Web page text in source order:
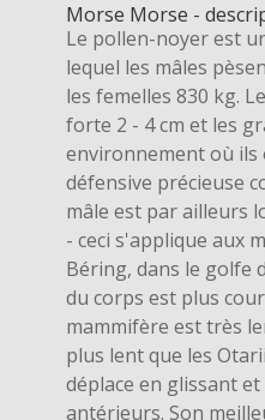
Morse Morse -
Le pollen-noyer est
lequel les mâles
les femelles 830 kg.
forte 2 - 4 cm et les
environnement où
défensive précieuse
mâle est par ailleurs
- ceci s'applique aux
Béring, dans le golfe
du corps est plus
mammifère est très
plus lent que les
déplace en glissant
antérieurs. Son